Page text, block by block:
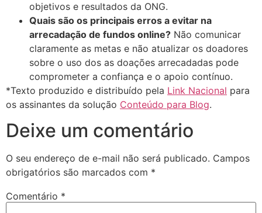
objetivos e resultados da ONG.
Quais são os principais erros a evitar na
arrecadação de fundos online? Não comunicar
claramente as metas e não atualizar os doadores
sobre o uso dos as doações arrecadadas pode
comprometer a confiança e o apoio contínuo.
*Texto produzido e distribuído pela Link Nacional para
os assinantes da solução Conteúdo para Blog.
Deixe um comentário
O seu endereço de e-mail não será publicado. Campos
obrigatórios são marcados com *
Comentário *